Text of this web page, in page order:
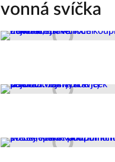
vonná svíčka